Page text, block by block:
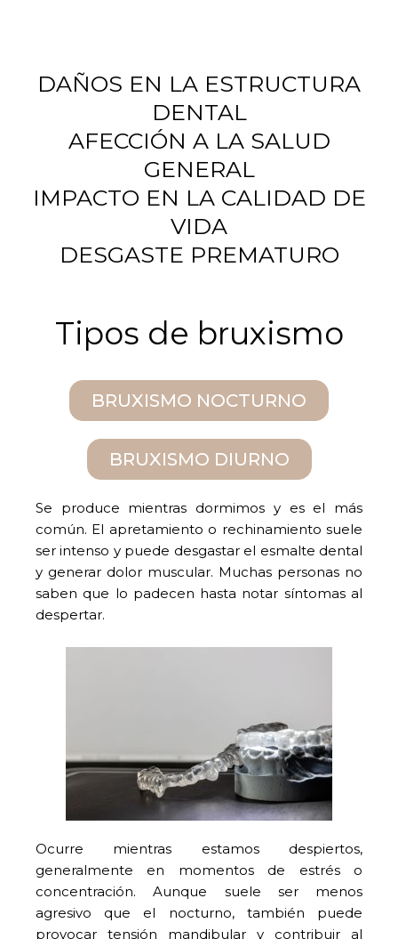
DAÑOS EN LA ESTRUCTURA
DENTAL
AFECCIÓN A LA SALUD
GENERAL
IMPACTO EN LA CALIDAD DE
VIDA
DESGASTE PREMATURO
Tipos de bruxismo
BRUXISMO NOCTURNO
BRUXISMO DIURNO
Se produce mientras dormimos y es el más
común. El apretamiento o rechinamiento suele
ser intenso y puede desgastar el esmalte dental
y generar dolor muscular. Muchas personas no
saben que lo padecen hasta notar síntomas al
despertar.
Ocurre mientras estamos despiertos,
generalmente en momentos de estrés o
concentración. Aunque suele ser menos
agresivo que el nocturno, también puede
provocar tensión mandibular y contribuir al